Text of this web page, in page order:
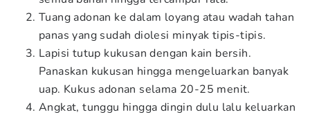
Tuang adonan ke dalam loyang atau wadah tahan
panas yang sudah diolesi minyak tipis-tipis.
Lapisi tutup kukusan dengan kain bersih.
Panaskan kukusan hingga mengeluarkan banyak
uap. Kukus adonan selama 20-25 menit.
Angkat, tunggu hingga dingin dulu lalu keluarkan